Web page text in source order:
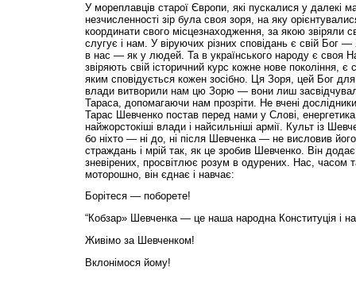
У мореплавців старої Європи, які пускалися у далекі
незчисленності зір була своя зоря, на яку
координати свого місцезнаходження, за якою звіряли
слугує і нам. У віруючих різних сповідань є свій Бог
в нас — як у людей. Та в українського народу є своя
звіряють свій історичний курс кожне нове покоління, є
яким сповідується кожен зосібно. Ця Зоря, цей Бог
влади витворили нам цю Зорю — вони лиш
Тараса, допомагаючи нам прозріти. Не вчені
Тарас Шевченко постав перед нами у Слові,
найжорстокіші влади і найсильніші армії. Культ із
бо ніхто — ні до, ні після Шевченка — не висловив
страждань і мрій так, як це зробив Шевченко. Він
зневірених, просвітлює розум в одурених. Нас, часом
моторошно, він єднає і навчає:
Борітеся — поборете!
“Кобзар» Шевченка — це наша народна Конституція і
Живімо за Шевченком!
Вклонімося йому!